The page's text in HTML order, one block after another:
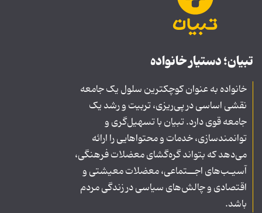
تبیان؛ دستیار خانواده
خانواده به عنوان کوچکترین سلول یک جامعه
نقشی اساسی در پی‌ریزی، تربیت و رشد یک
جامعه قوی دارد. تبیان با تسهیل‌گری و
توانمندسازی، خدمات و محتواهایی را ارائه
می‌دهد که بتواند گره‌گشای معضلات فرهنگی،
آسیـب‌های اجــتماعی، معضلات معیشتی و
اقتصادی و چالش‌های سیاسی در زندگی مردم
باشد.